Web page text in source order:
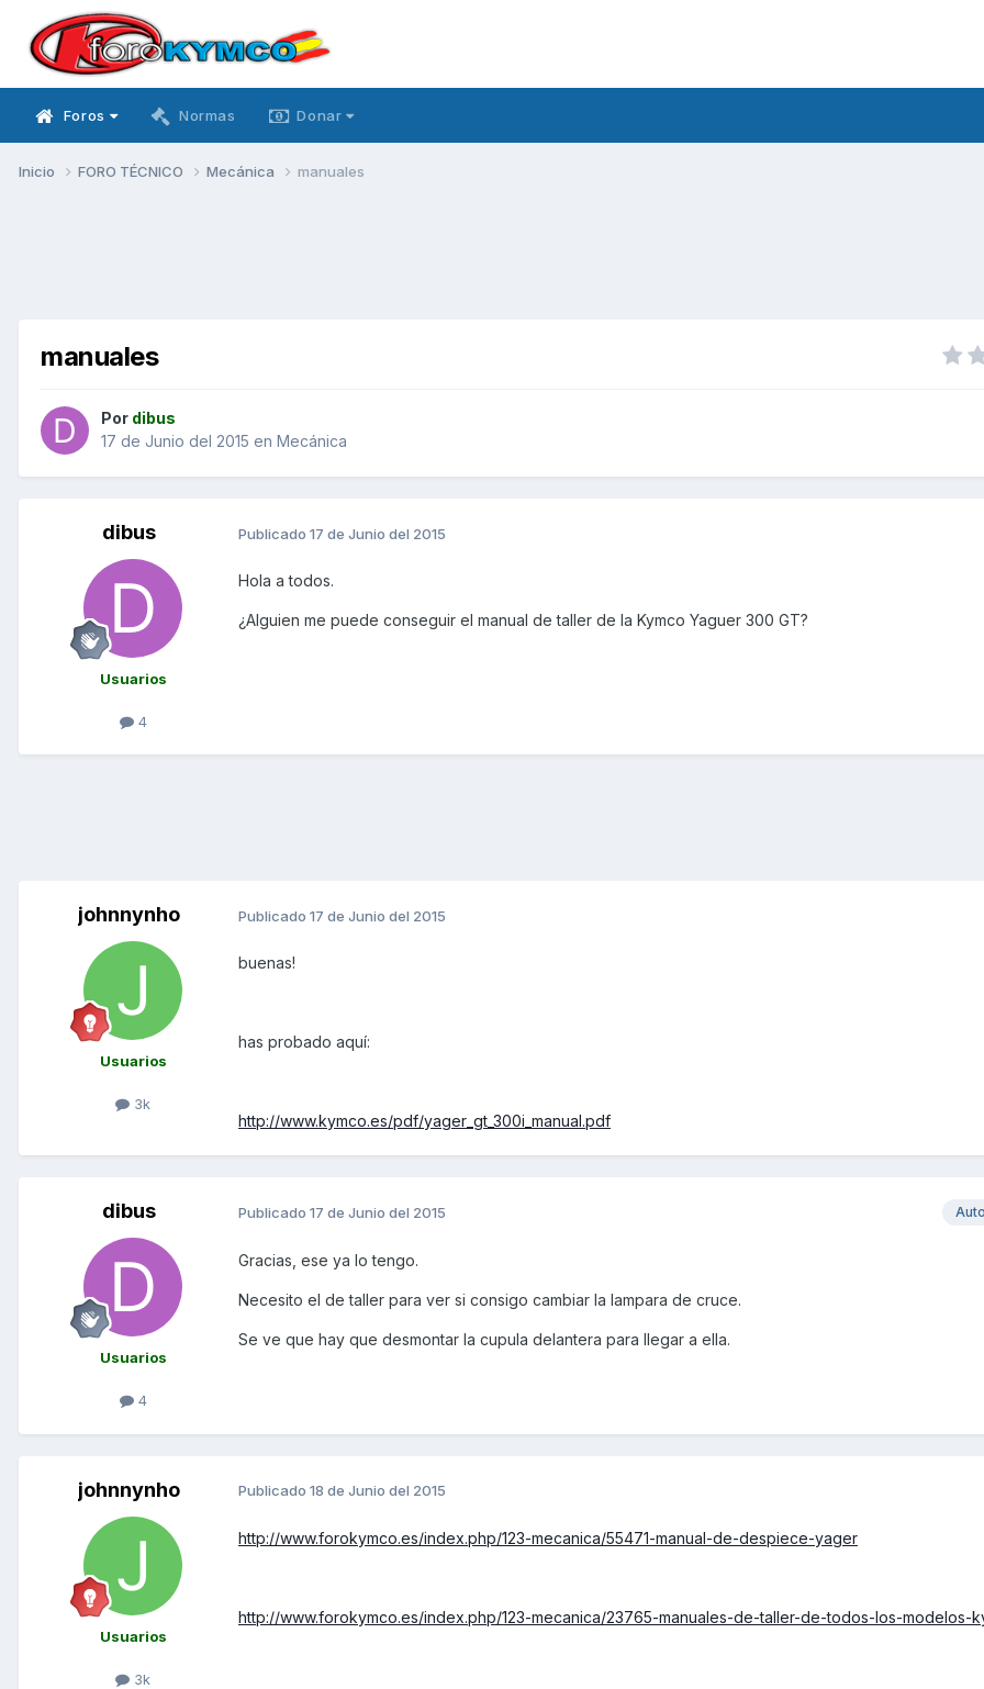
Foros Normas Donar
Inicio FORO TÉCNICO Mecánica manuales
manuales
Por dibus
17 de Junio del 2015 en Mecánica
dibus
Usuarios
4
Publicado 17 de Junio del 2015
Hola a todos.
¿Alguien me puede conseguir el manual de taller de la Kymco Yaguer 300 GT?
johnnynho
Usuarios
3k
Publicado 17 de Junio del 2015
buenas!
has probado aquí:
http://www.kymco.es/pdf/yager_gt_300i_manual.pdf
dibus
Usuarios
4
Publicado 17 de Junio del 2015
Gracias, ese ya lo tengo.
Necesito el de taller para ver si consigo cambiar la lampara de cruce.
Se ve que hay que desmontar la cupula delantera para llegar a ella.
johnnynho
Usuarios
3k
Publicado 18 de Junio del 2015
http://www.forokymco.es/index.php/123-mecanica/55471-manual-de-despiece-yager
http://www.forokymco.es/index.php/123-mecanica/23765-manuales-de-taller-de-todos-los-modelos-